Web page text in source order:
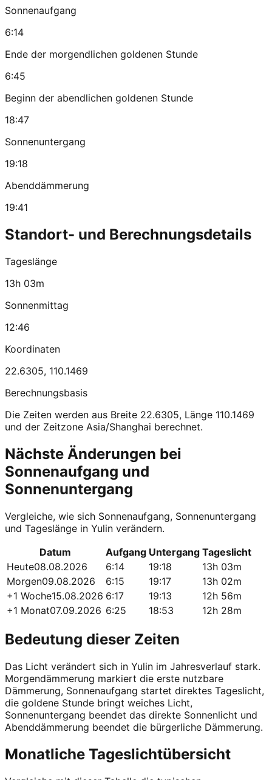
Sonnenaufgang
6:14
Ende der morgendlichen goldenen Stunde
6:45
Beginn der abendlichen goldenen Stunde
18:47
Sonnenuntergang
19:18
Abenddämmerung
19:41
Standort- und Berechnungsdetails
Tageslänge
13h 03m
Sonnenmittag
12:46
Koordinaten
22.6305, 110.1469
Berechnungsbasis
Die Zeiten werden aus Breite 22.6305, Länge 110.1469
und der Zeitzone Asia/Shanghai berechnet.
Nächste Änderungen bei
Sonnenaufgang und
Sonnenuntergang
Vergleiche, wie sich Sonnenaufgang, Sonnenuntergang
und Tageslänge in Yulin verändern.
Datum
Aufgang Untergang Tageslicht
Heute08.08.2026 6:14 19:18
13h 03m
Morgen09.08.2026 6:15 19:17
13h 02m
+1 Woche15.08.2026 6:17 19:13
12h 56m
+1 Monat07.09.2026 6:25 18:53 12h 28m
Bedeutung dieser Zeiten
Das Licht verändert sich in Yulin im Jahresverlauf stark.
Morgendämmerung markiert die erste nutzbare
Dämmerung, Sonnenaufgang startet direktes Tageslicht,
die goldene Stunde bringt weiches Licht,
Sonnenuntergang beendet das direkte Sonnenlicht und
Abenddämmerung beendet die bürgerliche Dämmerung.
Monatliche Tageslichtübersicht